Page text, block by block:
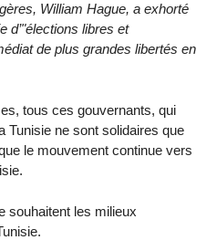
William Hague, a exhorté
d’"élections libres et
de plus grandes libertés en
tous ces gouvernants, qui
Tunisie ne sont solidaires que
le mouvement continue vers
souhaitent les milieux